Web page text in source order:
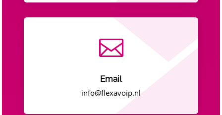

Email
info@flexavoip.nl